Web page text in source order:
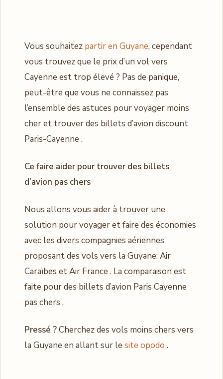
Vous souhaitez partir en Guyane, cependant
vous trouvez que le prix d’un vol vers
Cayenne est trop élevé ? Pas de panique,
peut-être que vous ne connaissez pas
l’ensemble des astuces pour voyager moins
cher et trouver des billets d’avion discount
Paris-Cayenne .
Ce faire aider pour trouver des billets
d’avion pas chers
Nous allons vous aider à trouver une
solution pour voyager et faire des économies
avec les divers compagnies aériennes
proposant des vols vers la Guyane: Air
Caraïbes et Air France . La comparaison est
faite pour des billets d’avion Paris Cayenne
pas chers .
Pressé ?Cherchez des vols moins chers vers
la Guyane en allant sur le site opodo .